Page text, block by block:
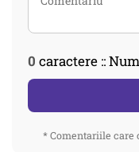
0 caractere ::
* Comentariile care